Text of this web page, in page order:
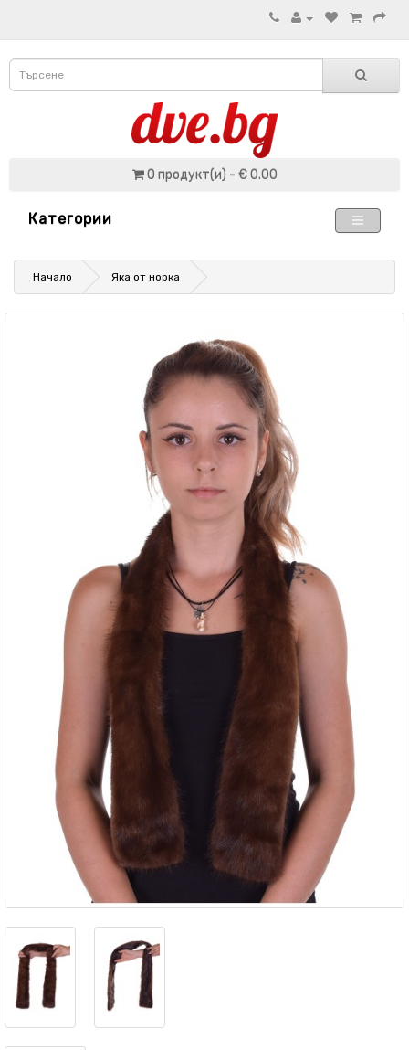
0 продукт(и) - € 0.00
Категории
Начало Яка от норка